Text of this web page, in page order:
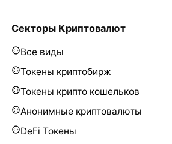
Секторы Криптовалют
Все виды
Токены криптобирж
Токены крипто кошельков
Анонимные криптовалюты
DeFi Токены